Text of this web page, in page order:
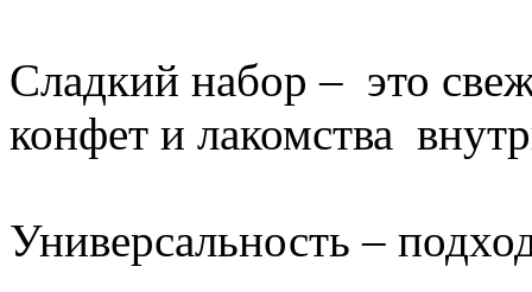
Сладкий набор – это
конфет и лакомства
Универсальность –